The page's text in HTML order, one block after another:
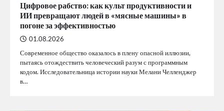
Цифровое рабство: как культ продуктивности и
ИИ превращают людей в «мясные машины» в
погоне за эффективностью
01.08.2026
Современное общество оказалось в плену опасной иллюзии,
пытаясь отождествить человеческий разум с программным
кодом. Исследовательница истории науки Мелани Челленджер
в…